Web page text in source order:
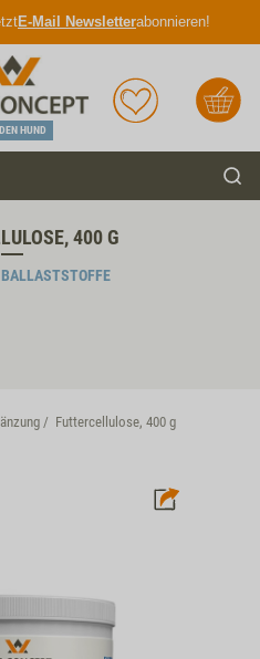
E-Mail Newsletterabonnieren!
HUND
Merkliste Warenkorb
400 G
Futtercellulose, 400 g